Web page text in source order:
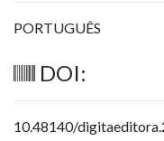
PORTUGUÊS
DOI:
10.48140/